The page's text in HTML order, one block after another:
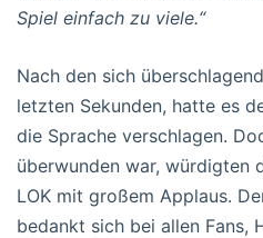
Spiel einfach zu viele.“
Nach den sich
letzten Sekunden, hatte es
die Sprache verschlagen.
überwunden war, würdigten
LOK mit großem Applaus.
bedankt sich bei allen Fans,